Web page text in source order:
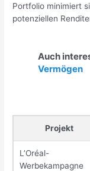
Portfolio minimiert
potenziellen
Auch
Vermögen
Projekt
L’Oréal-
Werbekampagne